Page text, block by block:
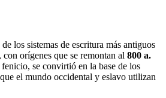
de los sistemas de escritura más antiguos
orígenes que se remontan al 800 a.
se convirtió en la base de los
que el mundo occidental y eslavo utilizan